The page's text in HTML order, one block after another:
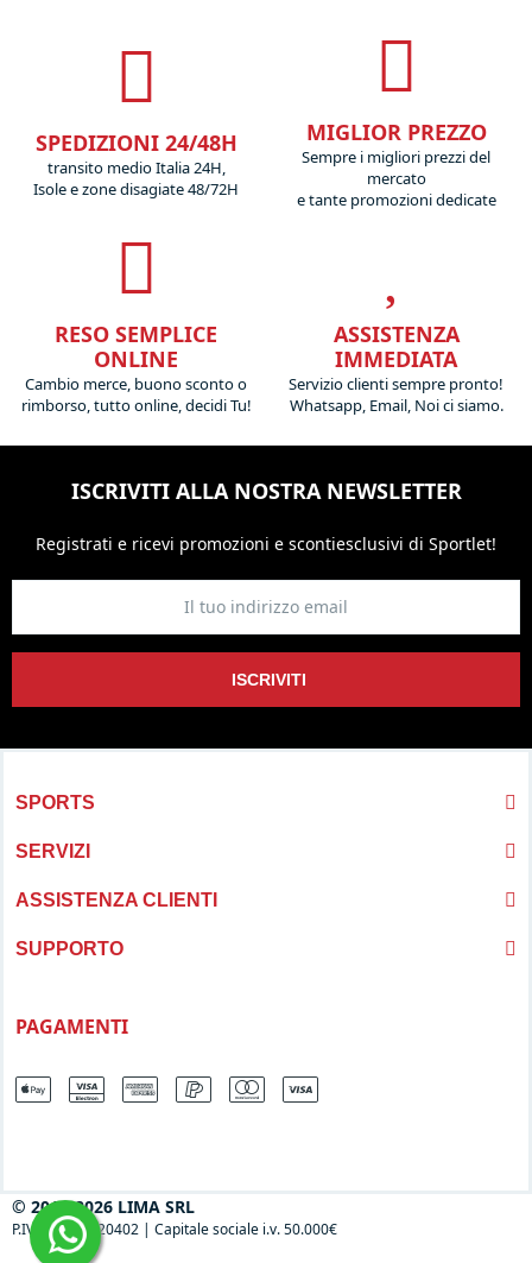
SPEDIZIONI 24/48H
transito medio Italia 24H,
Isole e zone disagiate 48/72H
MIGLIOR PREZZO
Sempre i migliori prezzi del
mercato
e tante promozioni dedicate
RESO SEMPLICE
ONLINE
Cambio merce, buono sconto o
rimborso, tutto online, decidi Tu!
ASSISTENZA
IMMEDIATA
Servizio clienti sempre pronto!
Whatsapp, Email, Noi ci siamo.
ISCRIVITI ALLA NOSTRA NEWSLETTER
Registrati e ricevi promozioni e scontiesclusivi di Sportlet!
ISCRIVITI
SPORTS
SERVIZI
ASSISTENZA CLIENTI
SUPPORTO
PAGAMENTI
© 2013-2026 LIMA SRL
P.IVA 04697120402 | Capitale sociale i.v. 50.000€